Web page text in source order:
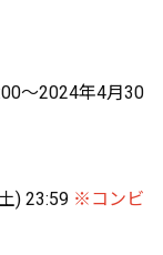
〜2024年4月30
) 23:59 ※コンビ